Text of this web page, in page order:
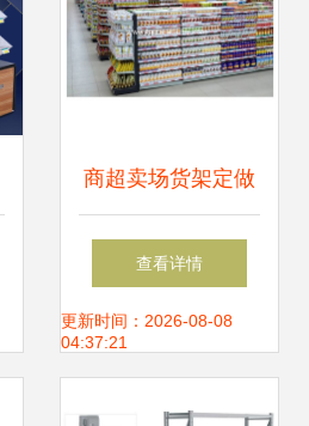
商超卖场货架定做
查看详情
更新时间：2026-08-08
04:37:21